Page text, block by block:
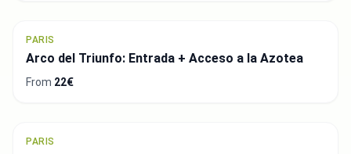
PARIS
Arco del Triunfo: Entrada + Acceso a la Azotea
From 22€
PARIS